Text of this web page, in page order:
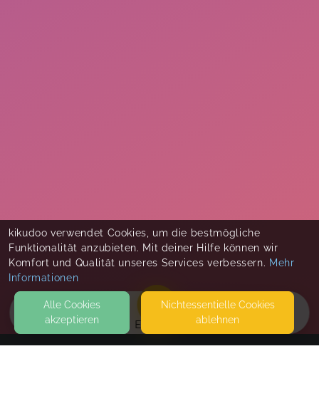
EVENTS
kikudoo verwendet Cookies, um die bestmögliche
Funktionalität anzubieten. Mit deiner Hilfe können wir
Komfort und Qualität unseres Services verbessern. Mehr
Informationen
Alle Cookies
akzeptieren
Nicht­essentielle Cookies
ablehnen